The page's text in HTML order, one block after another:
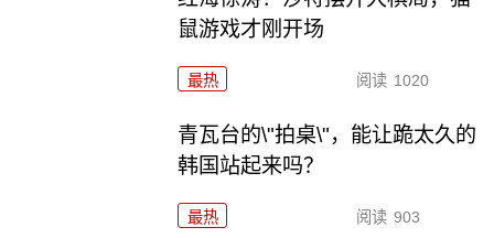
鼠游戏才刚开场
最热 阅读 1020
青瓦台的\"拍桌\"，能让跪太久的
韩国站起来吗？
最热 阅读 903